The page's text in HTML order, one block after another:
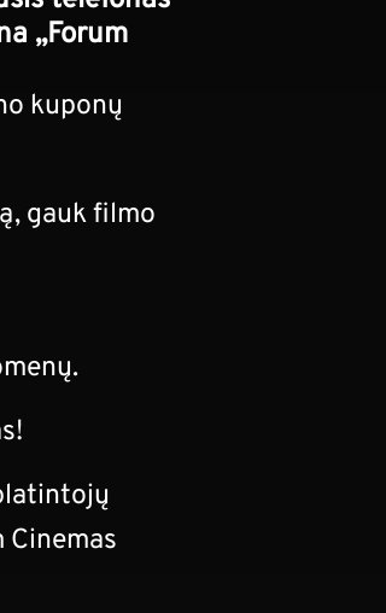
„Forum
kuponų
gauk filmo
Cinemas